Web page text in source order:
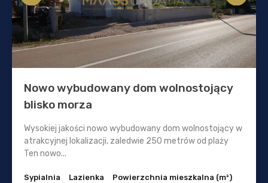
Nowo wybudowany dom wolnostojący
blisko morza
Wysokiej jakości nowo wybudowany dom wolnostojący w
atrakcyjnej lokalizacji, zaledwie 250 metrów od plaży
Ten nowo...
Sypialnia
Lazienka
Powierzchnia mieszkalna (m²)